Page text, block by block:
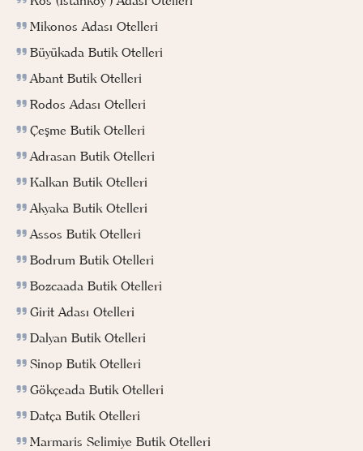
Mikonos Adası Otelleri
Büyükada Butik Otelleri
Abant Butik Otelleri
Rodos Adası Otelleri
Çeşme Butik Otelleri
Adrasan Butik Otelleri
Kalkan Butik Otelleri
Akyaka Butik Otelleri
Assos Butik Otelleri
Bodrum Butik Otelleri
Bozcaada Butik Otelleri
Girit Adası Otelleri
Dalyan Butik Otelleri
Sinop Butik Otelleri
Gökçeada Butik Otelleri
Datça Butik Otelleri
Marmaris Selimiye Butik Otelleri